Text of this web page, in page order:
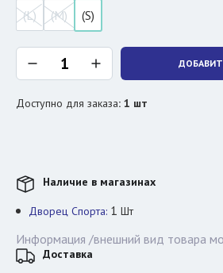
(L)
(M) (S)
Доступно для заказа: 1 шт
Наличие в магазинах
Дворец Спорта: 1 Шт
Информация /внешний вид товара
Доставка